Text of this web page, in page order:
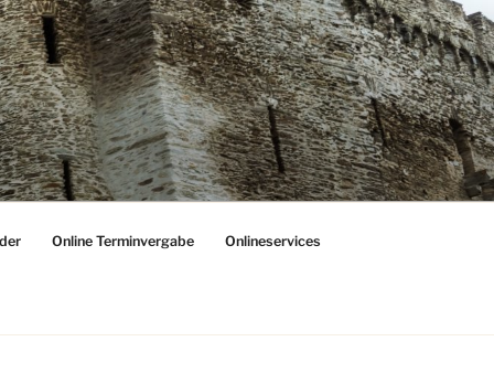
Online Terminvergabe Onlineservices